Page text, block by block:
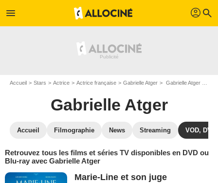
menu profil search
Accueil Stars Actrice Actrice française Gabrielle Atger Gabrielle Atger : ses Blu-Ray, DVD, VOD, SVOD
Gabrielle Atger
Accueil Filmographie News Streaming VOD, DVD
Retrouvez tous les films et séries TV disponibles en DVD ou
Blu-ray avec Gabrielle Atger
Marie-Line et son juge